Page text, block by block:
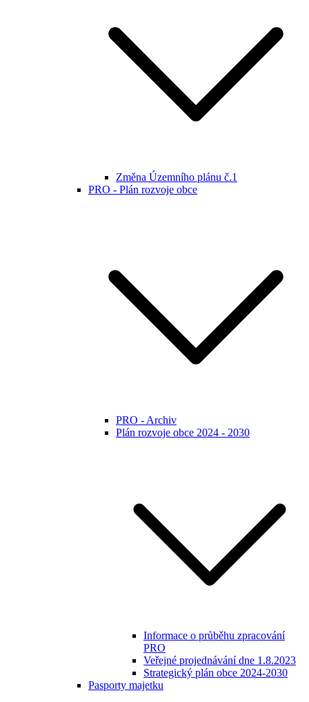
Změna Územního plánu č.1
PRO - Plán rozvoje obce
PRO - Archiv
Plán rozvoje obce 2024 - 2030
Informace o průběhu zpracování
PRO
Veřejné projednávání dne 1.8.2023
Strategický plán obce 2024-2030
Pasporty majetku